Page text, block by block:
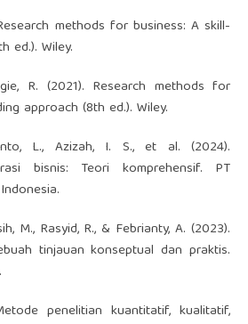
methods for business: A skill-
ed.). Wiley.
R. (2021). Research methods for
approach (8th ed.). Wiley.
L., Azizah, I. S., et al. (2024).
bisnis: Teori komprehensif. PT
M., Rasyid, R., & Febrianty, A. (2023).
tinjauan konseptual dan praktis.
penelitian kuantitatif, kualitatif,